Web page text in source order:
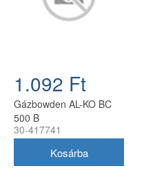
1.092 Ft
Gázbowden AL-KO BC
500 B
30-417741